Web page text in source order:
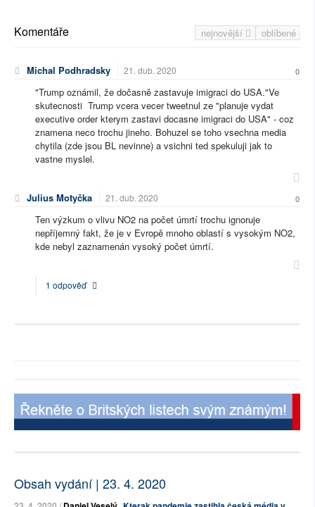
nejnovější oblíbené
Komentáře
Michal Podhradsky 21. dub. 2020 0
"Trump oznámil, že dočasně zastavuje imigraci do USA."Ve
skutecnosti Trump vcera vecer tweetnul ze "planuje vydat
executive order kterym zastavi docasne imigraci do USA" - coz
znamena neco trochu jineho. Bohuzel se toho vsechna media
chytila (zde jsou BL nevinne) a vsichni ted spekuluji jak to
vastne myslel.
Julius Motyčka 21. dub. 2020 0
Ten výzkum o vlivu NO2 na počet úmrtí trochu ignoruje
nepříjemný fakt, že je v Evropě mnoho oblastí s vysokým NO2,
kde nebyl zaznamenán vysoký počet úmrtí.
1 odpověď
Obsah vydání | 23. 4. 2020